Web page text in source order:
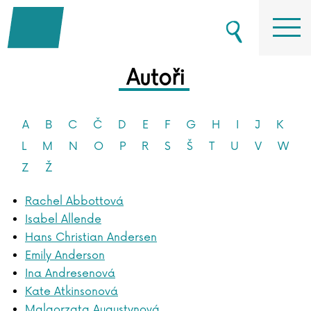
Autoři
A B C Č D E F G H I J
K
L
M N O P R S Š T U V
W
Z
Ž
Rachel Abbottová
Isabel Allende
Hans Christian Andersen
Emily Anderson
Ina Andresenová
Kate Atkinsonová